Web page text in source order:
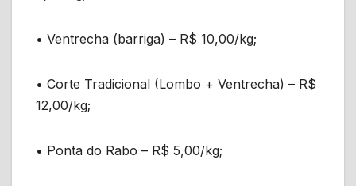
• Ventrecha (barriga) – R$ 10,00/kg;
• Corte Tradicional (Lombo + Ventrecha) – R$
12,00/kg;
• Ponta do Rabo – R$ 5,00/kg;